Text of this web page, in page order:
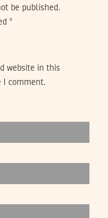
be published.
*
website in this
I comment.